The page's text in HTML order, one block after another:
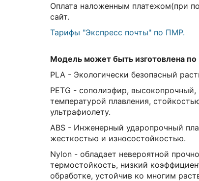
Оплата наложенным платежом(при
сайт.
Тарифы "Экспресс почты" по ПМР.
Модель может быть изготовлена
PLA - Экологически безопасный
PETG - сополиэфир,
температурой плавления,
ультрафиолету.
ABS - Инженерный ударопрочный
жесткостью и износостойкостью.
Nylon - обладает невероятной
термостойкость, низкий
обработке, устойчив ко многим